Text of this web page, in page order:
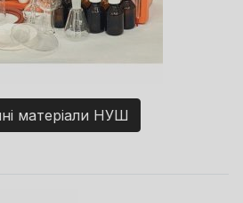
матеріали НУШ
GmbH
& Support